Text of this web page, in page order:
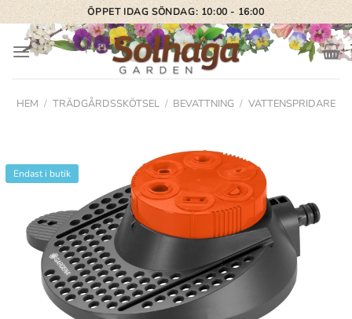
Skip
to
content
ÖPPET IDAG SÖNDAG: 10:00 - 16:00
HEM / TRÄDGÅRDSSKÖTSEL / BEVATTNING / VATTENSPRIDARE
Endast i butik